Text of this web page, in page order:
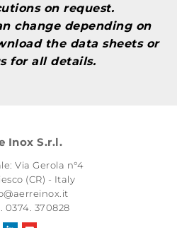
on request.
change depending on
the data sheets or
for all details.
Inox S.r.l.
Via Gerola n°4
(CR) - Italy
0374. 370828